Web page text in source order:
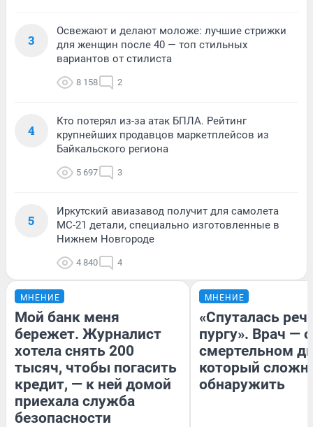
3
Освежают и делают моложе: лучшие стрижки
для женщин после 40 — топ стильных
вариантов от стилиста
8 158 2
4
Кто потерял из-за атак БПЛА. Рейтинг
крупнейших продавцов маркетплейсов из
Байкальского региона
5 697 3
5
Иркутский авиазавод получит для самолета
МС-21 детали, специально изготовленные в
Нижнем Новгороде
4 840 4
МНЕНИЕ
Мой банк меня
бережет. Журналист
хотела снять 200
тысяч, чтобы погасить
кредит, — к ней домой
приехала служба
безопасности
МНЕНИЕ
«Спуталась
пургу». Врач — о
смертельном
который
обнаружить